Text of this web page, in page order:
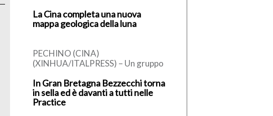
contributo che decine di milioni di
italiani hanno […]
La Cina completa una nuova
mappa geologica della luna
PECHINO (CINA)
(XINHUA/ITALPRESS) – Un gruppo
carta geologica aggiornata
dell’intera Luna in scala […]
In Gran Bretagna Bezzecchi torna
in sella ed è davanti a tutti nelle
Practice